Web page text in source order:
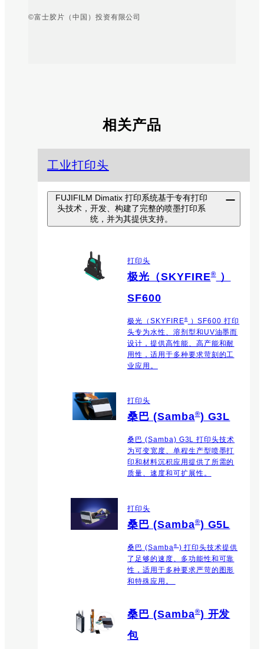
©富士胶片（中国）投资有限公司
相关产品
工业打印头
FUJIFILM Dimatix 打印系统基于专有打印
头技术，开发、构建了完整的喷墨打印系
统，并为其提供支持。
打印头
极光（SKYFIRE®）
SF600
极光（SKYFIRE®）SF600 打印
头专为水性、溶剂型和UV油墨而
设计，提供高性能、高产能和耐
用性，适用于多种要求苛刻的工
业应用。
打印头
桑巴 (Samba®) G3L
桑巴 (Samba) G3L 打印头技术
为可变宽度、单程生产型喷墨打
印和材料沉积应用提供了所需的
质量、速度和可扩展性。
打印头
桑巴 (Samba®) G5L
桑巴 (Samba® ) 打印头技术提供
了足够的速度、多功能性和可靠
性，适用于多种要求严苛的图形
和特殊应用。
桑巴 (Samba®) 开发
包